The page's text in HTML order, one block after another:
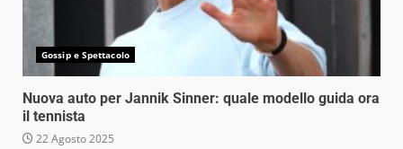
Gossip e Spettacolo
Nuova auto per Jannik Sinner: quale modello guida ora
il tennista
22 Agosto 2025